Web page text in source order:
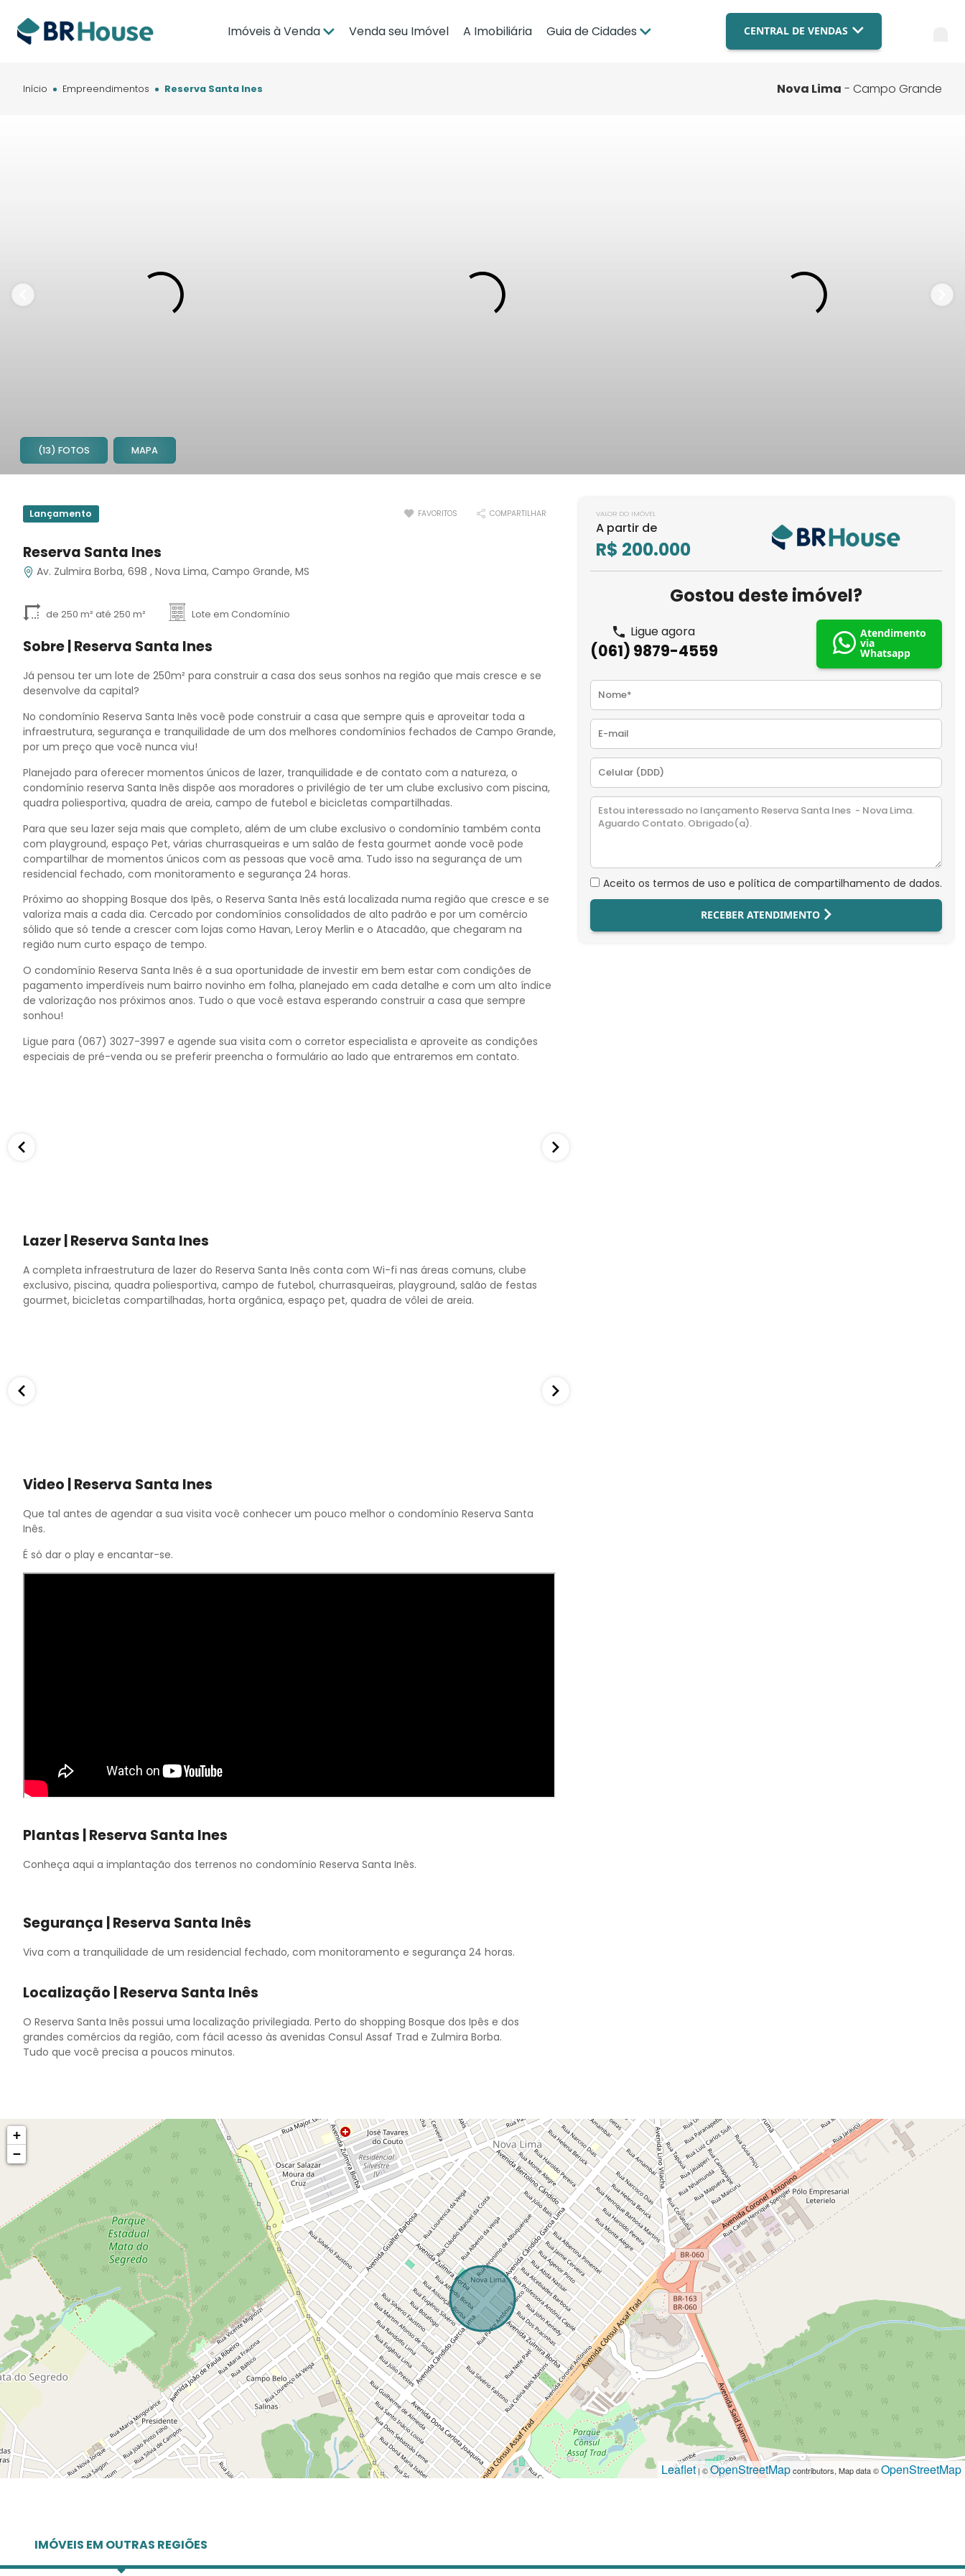
Imóveis à Venda Venda seu Imóvel A Imobiliária Guia de Cidades CENTRAL DE VENDAS
(061) 9879-4559
Blog
Compre com a BR
Início Empreendimentos Reserva Santa Ines Nova Lima - Campo Grande
(13) FOTOS MAPA
Lançamento FAVORITOS COMPARTILHAR
Reserva Santa Ines
Av. Zulmira Borba, 698 , Nova Lima, Campo Grande, MS
de 250 m² até 250 m² Lote em Condomínio
Sobre | Reserva Santa Ines
Já pensou ter um lote de 250m² para construir a casa dos seus sonhos na região que mais cresce e se
desenvolve da capital?
No condomínio Reserva Santa Inês você pode construir a casa que sempre quis e aproveitar toda a
infraestrutura, segurança e tranquilidade de um dos melhores condomínios fechados de Campo Grande,
por um preço que você nunca viu!
Planejado para oferecer momentos únicos de lazer, tranquilidade e de contato com a natureza, o
condomínio reserva Santa Inês dispõe aos moradores o privilégio de ter um clube exclusivo com piscina,
quadra poliesportiva, quadra de areia, campo de futebol e bicicletas compartilhadas.
Para que seu lazer seja mais que completo, além de um clube exclusivo o condomínio também conta
com playground, espaço Pet, várias churrasqueiras e um salão de festa gourmet aonde você pode
compartilhar de momentos únicos com as pessoas que você ama. Tudo isso na segurança de um
residencial fechado, com monitoramento e segurança 24 horas.
Próximo ao shopping Bosque dos Ipês, o Reserva Santa Inês está localizada numa região que cresce e se
valoriza mais a cada dia. Cercado por condomínios consolidados de alto padrão e por um comércio
sólido que só tende a crescer com lojas como Havan, Leroy Merlin e o Atacadão, que chegaram na
região num curto espaço de tempo.
O condomínio Reserva Santa Inês é a sua oportunidade de investir em bem estar com condições de
pagamento imperdíveis num bairro novinho em folha, planejado em cada detalhe e com um alto índice
de valorização nos próximos anos. Tudo o que você estava esperando construir a casa que sempre
sonhou!
Ligue para (067) 3027-3997 e agende sua visita com o corretor especialista e aproveite as condições
especiais de pré-venda ou se preferir preencha o formulário ao lado que entraremos em contato.
Lazer | Reserva Santa Ines
A completa infraestrutura de lazer do Reserva Santa Inês conta com Wi-fi nas áreas comuns, clube
exclusivo, piscina, quadra poliesportiva, campo de futebol, churrasqueiras, playground, salão de festas
gourmet, bicicletas compartilhadas, horta orgânica, espaço pet, quadra de vôlei de areia.
Video | Reserva Santa Ines
Que tal antes de agendar a sua visita você conhecer um pouco melhor o condomínio Reserva Santa
Inês.
É só dar o play e encantar-se.
Plantas | Reserva Santa Ines
Conheça aqui a implantação dos terrenos no condomínio Reserva Santa Inês.
Segurança | Reserva Santa Inês
Viva com a tranquilidade de um residencial fechado, com monitoramento e segurança 24 horas.
Localização | Reserva Santa Inês
O Reserva Santa Inês possui uma localização privilegiada. Perto do shopping Bosque dos Ipês e dos
grandes comércios da região, com fácil acesso às avenidas Consul Assaf Trad e Zulmira Borba.
Tudo que você precisa a poucos minutos.
VALOR DO IMÓVEL
A partir de
R$ 200.000
Gostou deste imóvel?
Ligue agora
(061) 9879-4559
Atendimento
via
Whatsapp
Aceito os termos de uso e política de compartilhamento de dados.
RECEBER ATENDIMENTO
+
−
Leaflet | ©OpenStreetMapcontributors, Map data ©OpenStreetMap
IMÓVEIS EM OUTRAS REGIÕES